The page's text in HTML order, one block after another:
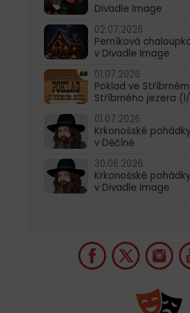
Divadle Image
02.07.2026
Perníková
v Divadle Image
01.07.2026
Poklad ve
Stříbrného jezera
01.07.2026
Krkonošské
v Děčíně
30.06.2026
Krkonošské
v Divadle Image